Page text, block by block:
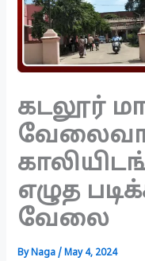
கடலூர்
எழுத
வேலை
ByNaga/May 4, 2024